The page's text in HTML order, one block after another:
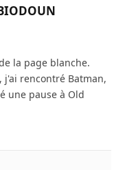
la page blanche.
j'ai rencontré Batman,
une pause à Old